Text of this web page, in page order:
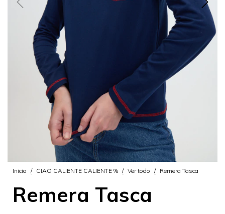
Inicio / CIAO CALIENTE CALIENTE % / Ver todo / Remera Tasca
Remera Tasca